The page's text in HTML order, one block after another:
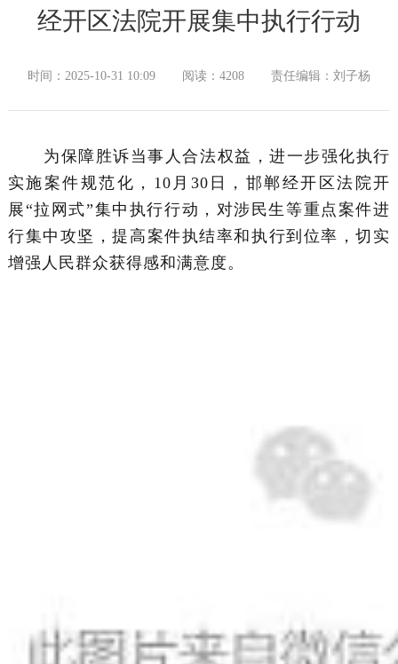
经开区法院开展集中执行行动
时间：2025-10-31 10:09 阅读：4208 责任编辑：刘子杨
为保障胜诉当事人合法权益，进一步强化执行
实施案件规范化，10月30日，邯郸经开区法院开
展“拉网式”集中执行行动，对涉民生等重点案件进
行集中攻坚，提高案件执结率和执行到位率，切实
增强人民群众获得感和满意度。